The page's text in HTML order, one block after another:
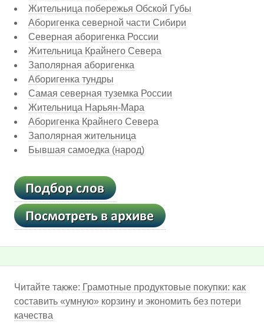
Жительница побережья Обской Губы
Аборигенка северной части Сибири
Северная аборигенка России
Жительница Крайнего Севера
Заполярная аборигенка
Аборигенка тундры
Самая северная туземка России
Жительница Нарьян-Мара
Аборигенка Крайнего Севера
Заполярная жительница
Бывшая самоедка (народ)
Читайте также: Грамотные продуктовые покупки: как
составить «умную» корзину и экономить без потери
качества